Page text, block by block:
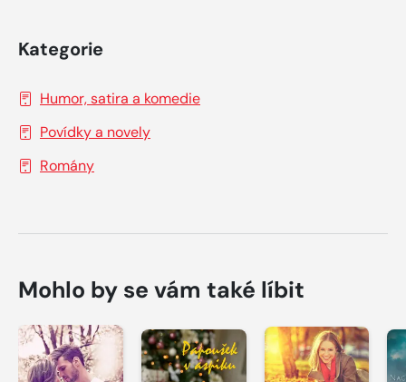
Kategorie
Humor, satira a komedie
Povídky a novely
Romány
Mohlo by se vám také líbit